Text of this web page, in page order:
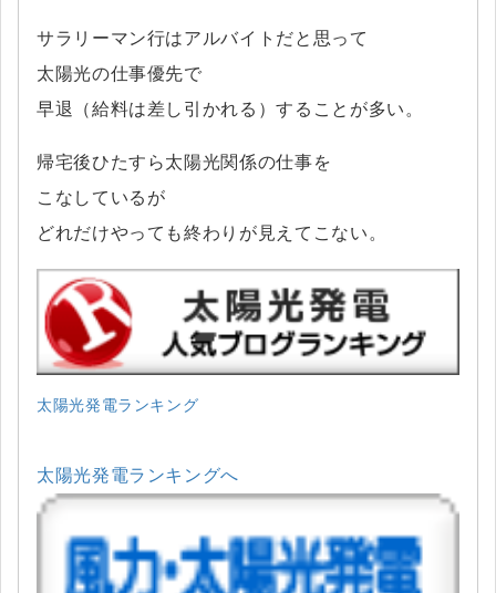
サラリーマン行はアルバイトだと思って
太陽光の仕事優先で
早退（給料は差し引かれる）することが多い。
帰宅後ひたすら太陽光関係の仕事を
こなしているが
どれだけやっても終わりが見えてこない。
太陽光発電ランキング
太陽光発電ランキングへ